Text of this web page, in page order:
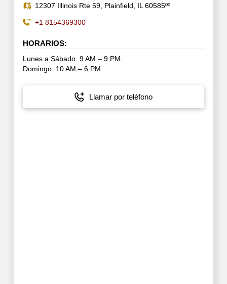
12307 Illinois Rte 59, Plainfield, IL 60585ºº
+1 8154369300
HORARIOS:
Lunes a Sábado. 9 AM – 9 PM.
Domingo. 10 AM – 6 PM
Llamar por teléfono